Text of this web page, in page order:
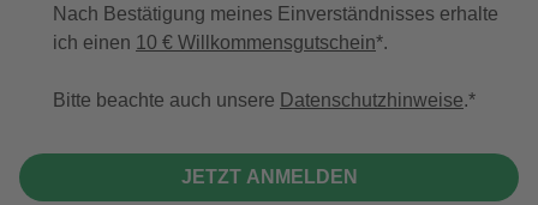
Nach Bestätigung meines Einverständnisses erhalte
ich einen 10 € Willkommensgutschein*.
Bitte beachte auch unsere Datenschutzhinweise.
JETZT ANMELDEN